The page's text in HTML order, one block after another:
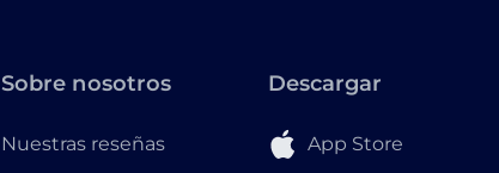
Sobre nosotros
Nuestras reseñas
Descargar
App Store